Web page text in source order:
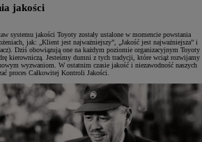
jakości
systemu jakości Toyoty zostały ustalone w momencie powstania
jak: „Klient jest najważniejszy”, „Jakość jest najważniejsza” i
Dziś obowiązują one na każdym poziomie organizacyjnym Toyoty
kierowniczą. Jesteśmy dumni z tych tradycji, które wciąż rozwijamy
wyzwaniom. W ostatnim czasie jakość i niezawodność naszych
proces Całkowitej Kontroli Jakości.